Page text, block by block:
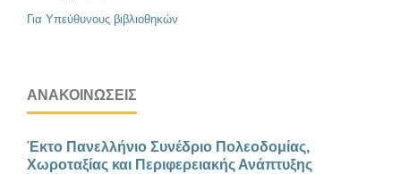
Για Υπεύθυνους βιβλιοθηκών
ΑΝΑΚΟΙΝΏΣΕΙΣ
Έκτο Πανελλήνιο Συνέδριο Πολεοδομίας,
Χωροταξίας και Περιφερειακής Ανάπτυξης